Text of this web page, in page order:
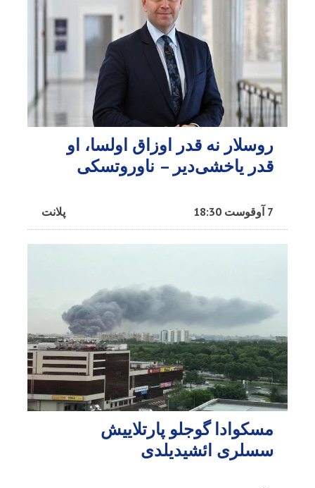
روسلار نه قدر اوزاق اولسا، او
قدر یاخشی‌دیر – ناوروتسکی
پلانت 7 آوقوست 18:30
مسکوادا گوجلو پارتلاییش
سسلری ائشیدیلدی